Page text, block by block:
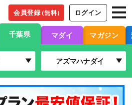
会員登録（無料） ログイン
千葉県 マダイ マガジン
アズマハナダイ